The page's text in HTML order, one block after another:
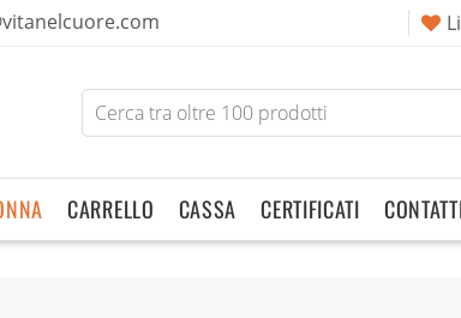
Search
for
CARRELLO CASSA CERTIFICATI